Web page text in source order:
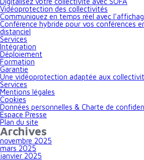
Vidéoprotection des collectivités
Communiquez en temps réel avec
Conférence hybride pour vos conférences
distanciel
Services
Intégration
Déploiement
Formation
Garantie
Une vidéoprotection adaptée aux
Services
Mentions légales
Cookies
Données personnelles & Charte de
Espace Presse
Plan du site
Archives
novembre 2025
mars 2025
janvier 2025